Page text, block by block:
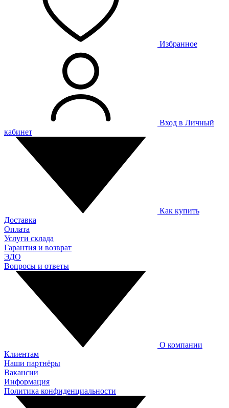
Избранное
Вход в Личный
кабинет
Как купить
Доставка
Оплата
Услуги склада
Гарантия и возврат
ЭДО
Вопросы и ответы
О компании
Клиентам
Наши партнёры
Вакансии
Информация
Политика конфиденциальности